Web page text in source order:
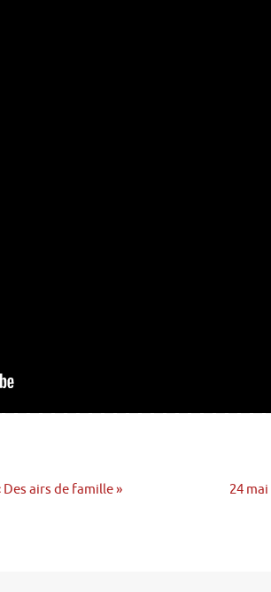
airs de famille »
24